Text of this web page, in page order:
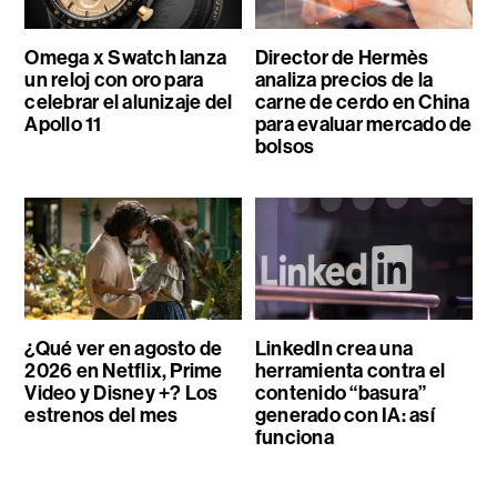
Omega x Swatch lanza
un reloj con oro para
celebrar el alunizaje del
Apollo 11
Director de Hermès
analiza precios de la
carne de cerdo en China
para evaluar mercado de
bolsos
¿Qué ver en agosto de
2026 en Netflix, Prime
Video y Disney +? Los
estrenos del mes
LinkedIn crea una
herramienta contra el
contenido “basura”
generado con IA: así
funciona